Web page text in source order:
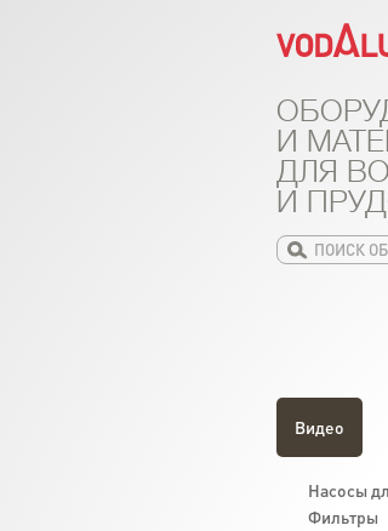
И
ДЛЯ
И
Видео
Насосы
Фильтры